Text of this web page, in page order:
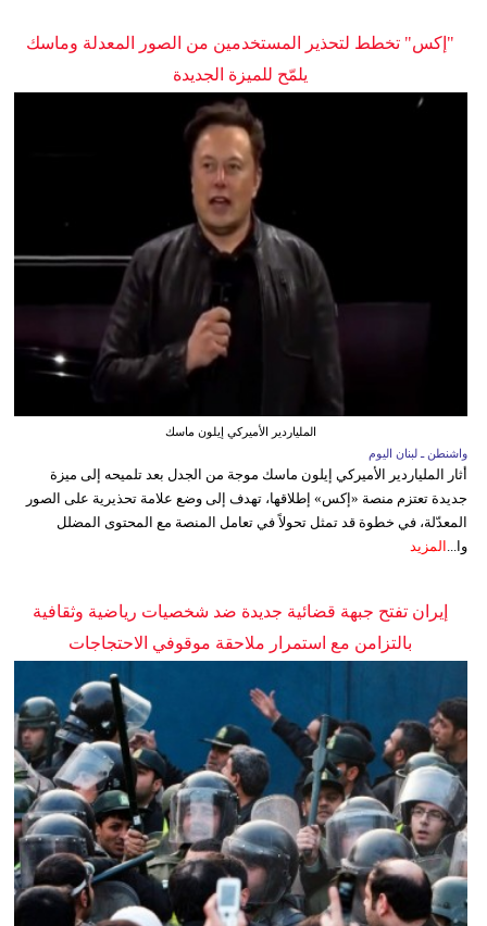
"إكس" تخطط لتحذير المستخدمين من الصور المعدلة وماسك
يلمّح للميزة الجديدة
الملياردير الأميركي إيلون ماسك
واشنطن ـ لبنان اليوم
أثار الملياردير الأميركي إيلون ماسك موجة من الجدل بعد تلميحه إلى ميزة
جديدة تعتزم منصة «إكس» إطلاقها، تهدف إلى وضع علامة تحذيرية على الصور
المعدّلة، في خطوة قد تمثل تحولاً في تعامل المنصة مع المحتوى المضلل
وا... المزيد
إيران تفتح جبهة قضائية جديدة ضد شخصيات رياضية وثقافية
بالتزامن مع استمرار ملاحقة موقوفي الاحتجاجات